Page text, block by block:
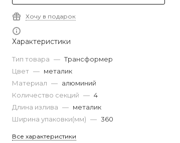
Хочу в подарок
Характеристики
Тип товара — Трансформер
Цвет — металик
Материал — алюминий
Количество секций — 4
Длина излива — металик
Ширина упаковки(мм) — 360
Все характеристики